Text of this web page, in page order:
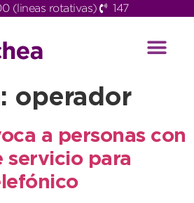
(lineas rotativas) 147
operador
a personas con
servicio para